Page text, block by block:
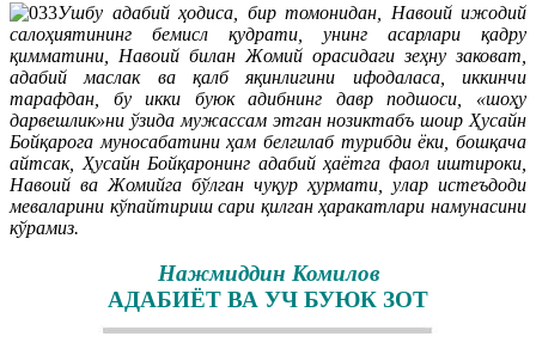
Ушбу адабий ҳодиса, бир томонидан, Навоий ижодий
салоҳиятининг бемисл қудрати, унинг асарлари қадру
қимматини, Навоий билан Жомий орасидаги зеҳну заковат,
адабий маслак ва қалб яқинлигини ифодаласа, иккинчи
тарафдан, бу икки буюк адибнинг давр подшоси, «шоҳу
дарвешлик»ни ўзида мужассам этган нозиктабъ шоир Ҳусайн
Бойқарога муносабатини ҳам белгилаб турибди ёки, бошқача
айтсак, Ҳусайн Бойқаронинг адабий ҳаётга фаол иштироки,
Навоий ва Жомийга бўлган чуқур ҳурмати, улар истеъдоди
меваларини кўпайтириш сари қилган ҳаракатлари намунасини
кўрамиз.
Нажмиддин Комилов
АДАБИЁТ ВА УЧ БУЮК ЗОТ